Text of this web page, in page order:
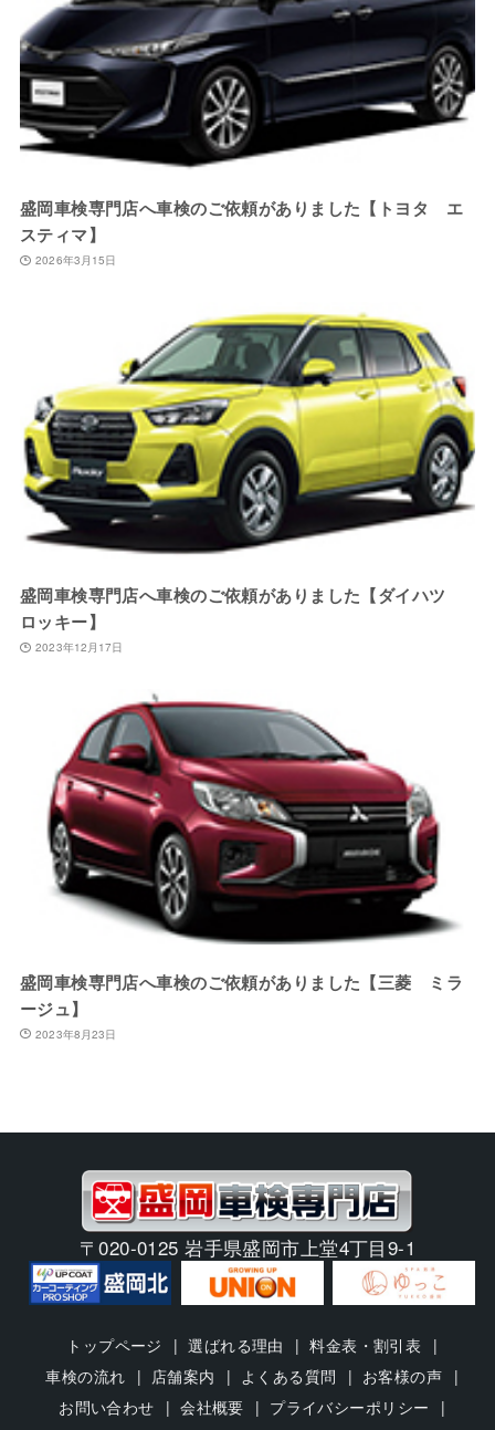
盛岡車検専門店へ車検のご依頼がありました【トヨタ エ
スティマ】
2026年3月15日
盛岡車検専門店へ車検のご依頼がありました【ダイハツ
ロッキー】
2023年12月17日
盛岡車検専門店へ車検のご依頼がありました【三菱 ミラ
ージュ】
2023年8月23日
〒020-0125 岩手県盛岡市上堂4丁目9-1
トップページ 選ばれる理由
料金表・割引表
車検の流れ
店舗案内 よくある質問
お客様の声
お問い合わせ
会社概要
プライバシーポリシー